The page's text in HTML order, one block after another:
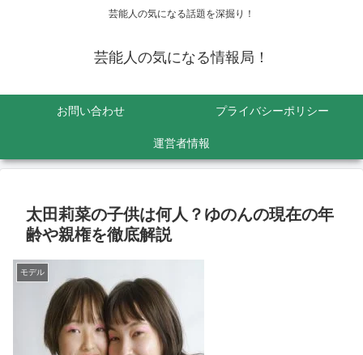
芸能人の気になる話題を深掘り！
芸能人の気になる情報局！
お問い合わせ プライバシーポリシー
運営者情報
太田莉菜の子供は何人？ゆのんの現在の年
齢や親権を徹底解説
モデル